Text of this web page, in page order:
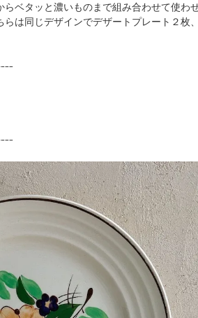
ベタッと濃いものまで組み合わせて使わ
は同じデザインでデザートプレート２枚